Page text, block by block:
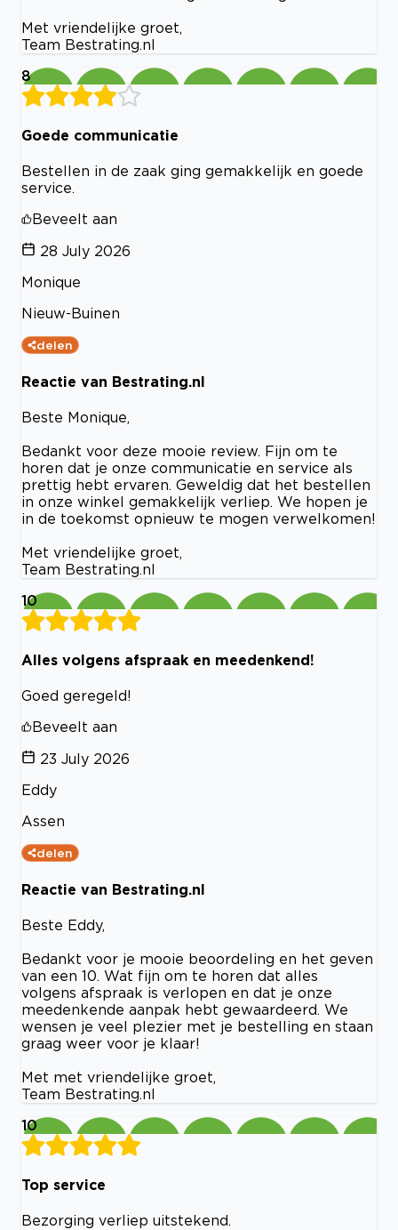
Met vriendelijke groet,
Team Bestrating.nl
8
Goede communicatie
Bestellen in de zaak ging gemakkelijk en goede
service.
Beveelt aan
28 July 2026
Monique
Nieuw-Buinen
delen
Reactie van Bestrating.nl
Beste Monique,
Bedankt voor deze mooie review. Fijn om te
horen dat je onze communicatie en service als
prettig hebt ervaren. Geweldig dat het bestellen
in onze winkel gemakkelijk verliep. We hopen je
in de toekomst opnieuw te mogen verwelkomen!
Met vriendelijke groet,
Team Bestrating.nl
10
Alles volgens afspraak en meedenkend!
Goed geregeld!
Beveelt aan
23 July 2026
Eddy
Assen
delen
Reactie van Bestrating.nl
Beste Eddy,
Bedankt voor je mooie beoordeling en het geven
van een 10. Wat fijn om te horen dat alles
volgens afspraak is verlopen en dat je onze
meedenkende aanpak hebt gewaardeerd. We
wensen je veel plezier met je bestelling en staan
graag weer voor je klaar!
Met met vriendelijke groet,
Team Bestrating.nl
10
Top service
Bezorging verliep uitstekend.